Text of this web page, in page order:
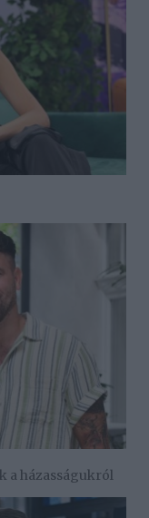
a házasságukról